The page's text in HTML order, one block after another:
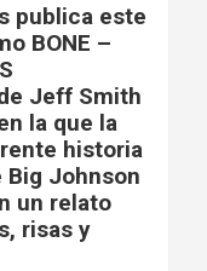
publica este
BONE –
de Jeff Smith
la que la
historia
Johnson
un relato
risas y